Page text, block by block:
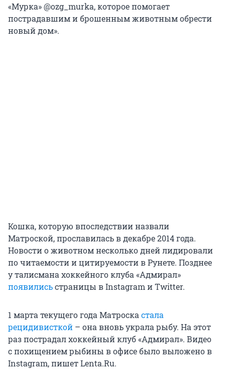
«Мурка» @ozg_murka, которое помогает
пострадавшим и брошенным животным обрести
новый дом».
Кошка, которую впоследствии назвали
Матроской, прославилась в декабре 2014 года.
Новости о животном несколько дней лидировали
по читаемости и цитируемости в Рунете. Позднее
у талисмана хоккейного клуба «Адмирал»
появилисьстраницы в Instagram и Twitter.
1 марта текущего года Матроска стала
рецидивисткой – она вновь украла рыбу. На этот
раз пострадал хоккейный клуб «Адмирал». Видео
с похищением рыбины в офисе было выложено в
Instagram, пишет Lenta.Ru.